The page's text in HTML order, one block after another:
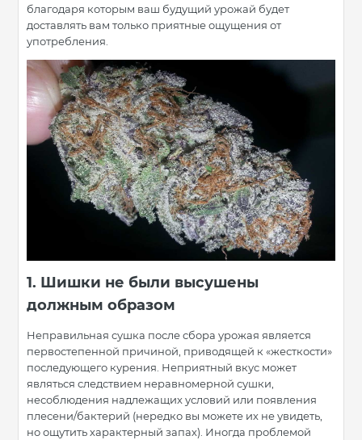
благодаря которым ваш будущий урожай будет
доставлять вам только приятные ощущения от
употребления.
1. Шишки не были высушены
должным образом
Неправильная сушка после сбора урожая является
первостепенной причиной, приводящей к «жесткости»
последующего курения. Неприятный вкус может
являться следствием неравномерной сушки,
несоблюдения надлежащих условий или появления
плесени/бактерий (нередко вы можете их не увидеть,
но ощутить характерный запах). Иногда проблемой